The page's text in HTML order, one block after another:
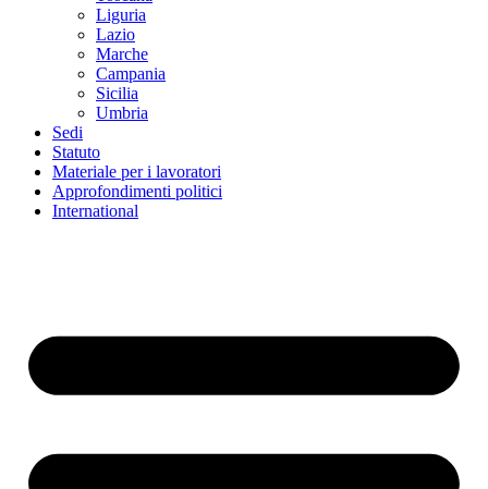
Liguria
Lazio
Marche
Campania
Sicilia
Umbria
Sedi
Statuto
Materiale per i lavoratori
Approfondimenti politici
International